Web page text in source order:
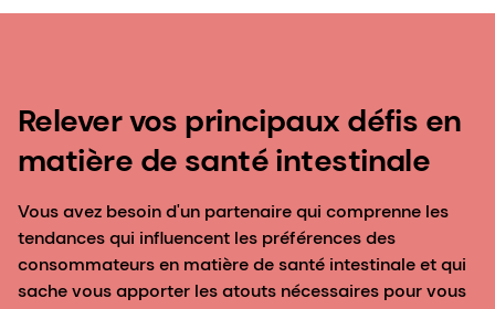
Relever vos principaux défis en
matière de santé intestinale
Vous avez besoin d'un partenaire qui comprenne les
tendances qui influencent les préférences des
consommateurs en matière de santé intestinale et qui
sache vous apporter les atouts nécessaires pour vous